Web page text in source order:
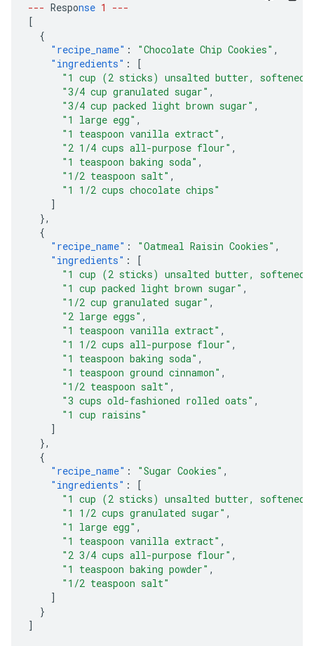
--- Response 1
---
[
{
"recipe_name" : "Chocolate Chip Cookies" ,
"ingredients" :
[
"1 cup (2 sticks) unsalted butter, softened"
"3/4 cup granulated sugar" ,
"3/4 cup packed light brown sugar" ,
"1 large egg" ,
"1 teaspoon vanilla extract" ,
"2 1/4 cups all-purpose flour" ,
"1 teaspoon baking soda" ,
"1/2 teaspoon salt" ,
"1 1/2 cups chocolate chips"
]
},
{
"recipe_name" : "Oatmeal Raisin Cookies" ,
"ingredients" :
[
"1 cup (2 sticks) unsalted butter, softened"
"1 cup packed light brown sugar" ,
"1/2 cup granulated sugar" ,
"2 large eggs" ,
"1 teaspoon vanilla extract" ,
"1 1/2 cups all-purpose flour" ,
"1 teaspoon baking soda" ,
"1 teaspoon ground cinnamon" ,
"1/2 teaspoon salt" ,
"3 cups old-fashioned rolled oats" ,
"1 cup raisins"
]
},
{
"recipe_name" : "Sugar Cookies" ,
"ingredients" :
[
"1 cup (2 sticks) unsalted butter, softened"
"1 1/2 cups granulated sugar" ,
"1 large egg" ,
"1 teaspoon vanilla extract" ,
"2 3/4 cups all-purpose flour" ,
"1 teaspoon baking powder" ,
"1/2 teaspoon salt"
]
}
]